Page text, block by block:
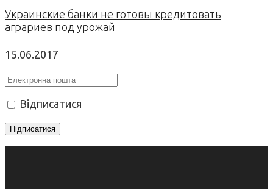
Украинские банки не готовы кредитовать
аграриев под урожай
15.06.2017
Відписатися